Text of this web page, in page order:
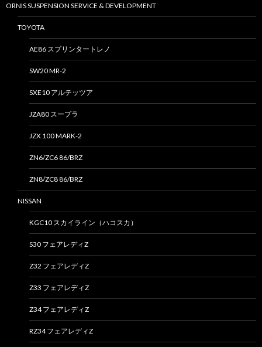
ORNIS SUSPENSION SERVICE & DEVELOPMENT
TOYOTA
AE86 スプリンタートレノ
SW20 MR-2
SXE10 アルテッツア
JZA80 スープラ
JZX 100 MARK-2
ZN6/ZC6 86/BRZ
ZN8/ZC8 86/BRZ
NISSAN
KGC10 スカイライン（ハコスカ）
S30 フェアレディZ
Z32 フェアレディZ
Z33 フェアレディZ
Z34 フェアレディZ
RZ34 フェアレディZ